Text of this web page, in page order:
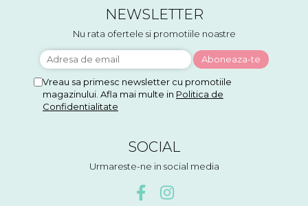
NEWSLETTER
Nu rata ofertele si promotiile noastre
Vreau sa primesc newsletter cu promotiile
magazinului. Afla mai multe in Politica de
Confidentialitate
SOCIAL
Urmareste-ne in social media